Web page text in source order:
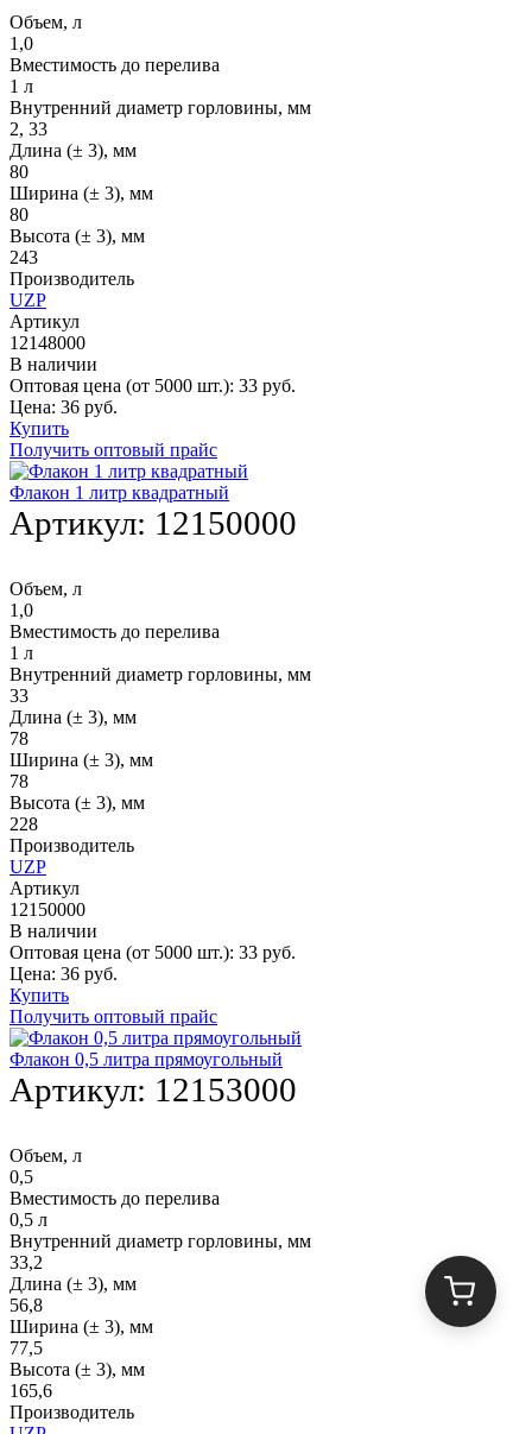
Объем, л
1,0
Вместимость до перелива
1 л
Внутренний диаметр горловины, мм
2, 33
Длина (± 3), мм
80
Ширина (± 3), мм
80
Высота (± 3), мм
243
Производитель
UZP
Артикул
12148000
В наличии
Оптовая цена (от 5000 шт.): 33 руб.
Цена: 36 руб.
Купить
Получить оптовый прайс
Флакон 1 литр квадратный
Артикул: 12150000
Объем, л
1,0
Вместимость до перелива
1 л
Внутренний диаметр горловины, мм
33
Длина (± 3), мм
78
Ширина (± 3), мм
78
Высота (± 3), мм
228
Производитель
UZP
Артикул
12150000
В наличии
Оптовая цена (от 5000 шт.): 33 руб.
Цена: 36 руб.
Купить
Получить оптовый прайс
Флакон 0,5 литра прямоугольный
Артикул: 12153000
Объем, л
0,5
Вместимость до перелива
0,5 л
Внутренний диаметр горловины, мм
33,2
Длина (± 3), мм
56,8
Ширина (± 3), мм
77,5
Высота (± 3), мм
165,6
Производитель